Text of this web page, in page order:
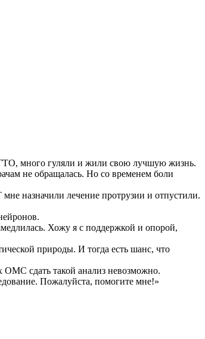
много гуляли и жили свою лучшую жизнь.
не обращалась. Но со временем боли
назначили лечение протрузии и отпустили.
Хожу я с поддержкой и опорой,
природы. И тогда есть шанс, что
ОМС сдать такой анализ невозможно.
Пожалуйста, помогите мне!»